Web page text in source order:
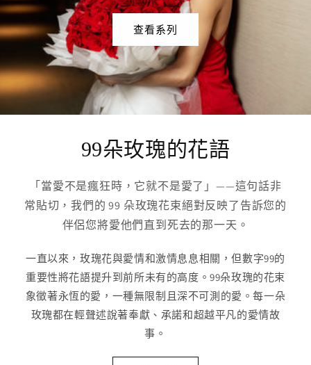
查看系列
99朵玫瑰的花語
「當愛不是瘋狂時，它就不是愛了」——這句話非
常貼切，我們的 99 朵玫瑰花束絕對反映了告訴您的
伴侶您將愛他們直到死去的那一天。
一直以來，玫瑰花與愛情和激情息息相關，但數字99的
重要性將花語提升到前所未有的高度。99朵玫瑰的花束
象徵著永恆的愛，一種無限制且深不可測的愛。每一朵
玫瑰都在輕聲述說著奉獻、承諾和超越平凡的愛情故
事。